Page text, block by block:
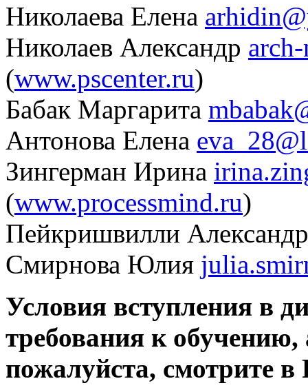
Николаева Елена
Николаев Александр
(www.pscenter.ru)
Бабак Маргарита
Антонова Елена
Зингерман Ирина
(www.processmind.ru)
Пейкришвилли
Смирнова Юлия
Условия вступления в
требования к
пожалуйста, смотрите в